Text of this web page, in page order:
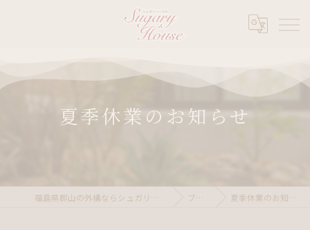
夏季休業のお知らせ
福島県郡山の外構ならシュガリーハウス ブログ 夏季休業のお知らせ